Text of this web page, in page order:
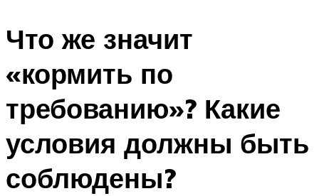
Что же значит
«кормить по
требованию»? Какие
условия должны быть
соблюдены?